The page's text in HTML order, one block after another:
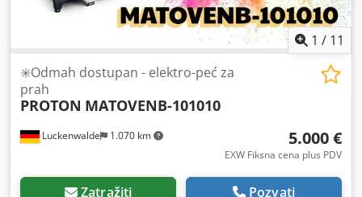
1 / 11
Luckenwalde 1.070 km
✳️Odmah dostupan - elektro-peć za
prah
PROTON MATOVENB-101010
5.000 €
EXW Fiksna cena plus PDV
Zatražiti Pozvati